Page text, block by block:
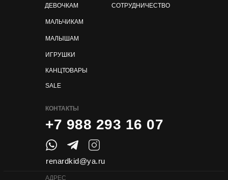
ДЕВОЧКАМ
МАЛЬЧИКАМ
МАЛЫШАМ
ИГРУШКИ
КАНЦТОВАРЫ
КОНТАКТЫ
+7 988 293 16 07
renardkid@ya.ru
АДРЕС
СОТРУДНИЧЕСТВО
SALE